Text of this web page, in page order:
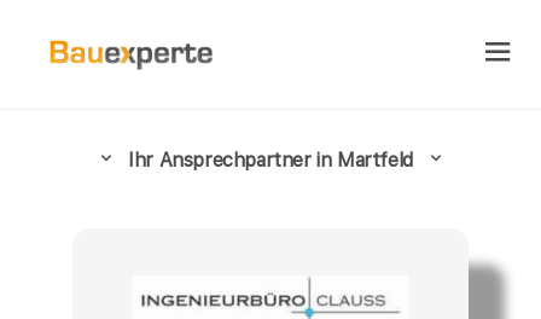
Ihr Ansprechpartner in Martfeld